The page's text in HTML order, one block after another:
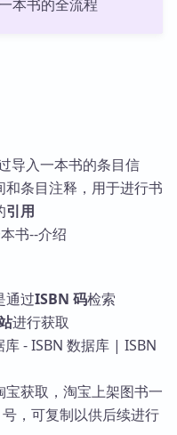
本书的全流程
导入一本书的条目信
条目注释，用于进行书
引用
通过ISBN 码检索
进行获取
- ISBN 数据库 | ISBN
获取，淘宝上架图书一
，可复制以供后续进行